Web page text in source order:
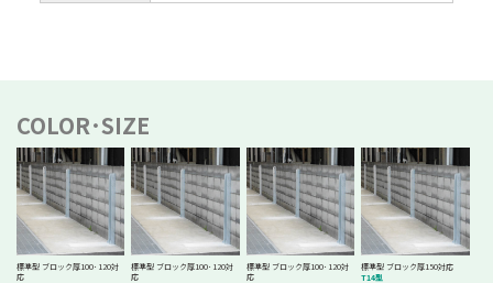
COLOR･SIZE
標準型 ブロック厚100･120対
応
標準型 ブロック厚100･120対
応
標準型 ブロック厚100･120対
応
標準型 ブロック厚150対応
T14型